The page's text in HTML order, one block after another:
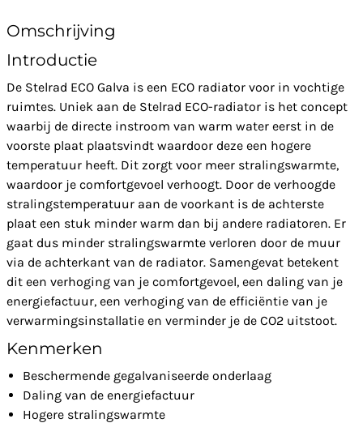
Omschrijving
Introductie
De Stelrad ECO Galva is een ECO radiator voor in vochtige
ruimtes. Uniek aan de Stelrad ECO-radiator is het concept
waarbij de directe instroom van warm water eerst in de
voorste plaat plaatsvindt waardoor deze een hogere
temperatuur heeft. Dit zorgt voor meer stralingswarmte,
waardoor je comfortgevoel verhoogt. Door de verhoogde
stralingstemperatuur aan de voorkant is de achterste
plaat een stuk minder warm dan bij andere radiatoren. Er
gaat dus minder stralingswarmte verloren door de muur
via de achterkant van de radiator. Samengevat betekent
dit een verhoging van je comfortgevoel, een daling van je
energiefactuur, een verhoging van de efficiëntie van je
verwarmingsinstallatie en verminder je de CO2 uitstoot.
Kenmerken
Beschermende gegalvaniseerde onderlaag
Daling van de energiefactuur
Hogere stralingswarmte